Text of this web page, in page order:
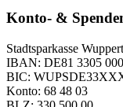
Konto- &
Stadtsparkasse
IBAN: DE81 3305
BIC:
Konto: 68 48 03